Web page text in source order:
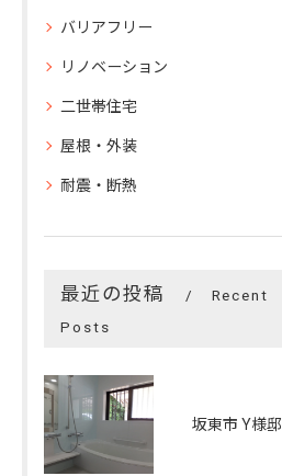
バリアフリー
リノベーション
二世帯住宅
屋根・外装
耐震・断熱
最近の投稿
Recent
Posts
坂東市 Y様邸